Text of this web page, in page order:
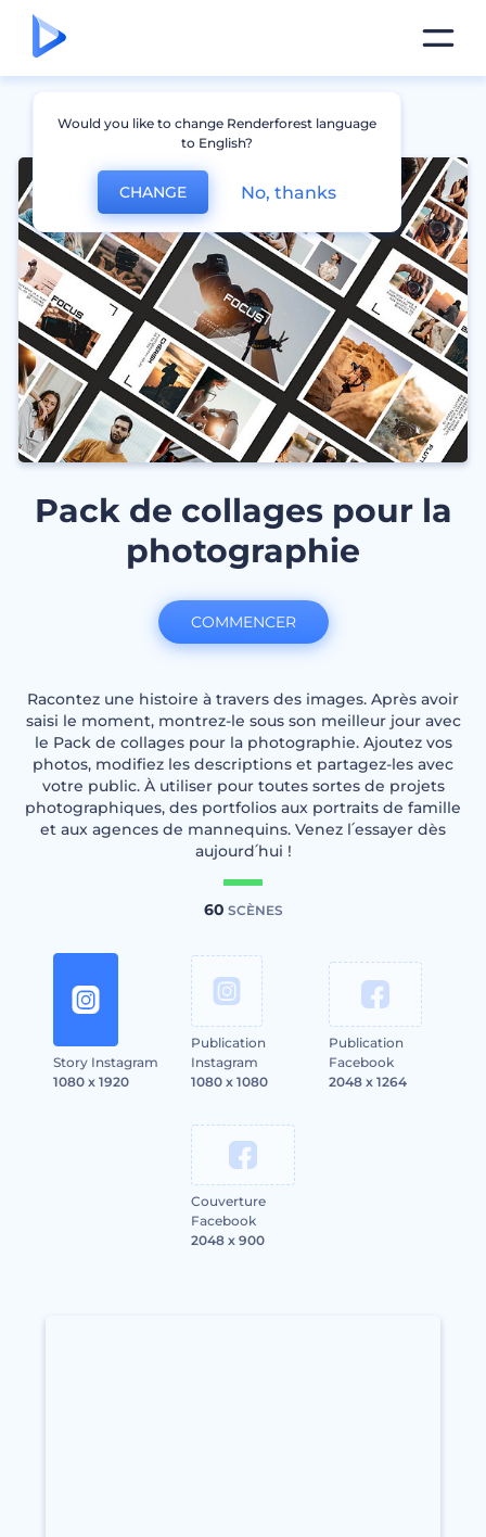
Pack de collages pour la
photographie
Racontez une histoire à travers des images. Après avoir
saisi le moment, montrez-le sous son meilleur jour avec
le Pack de collages pour la photographie. Ajoutez vos
photos, modifiez les descriptions et partagez-les avec
votre public. À utiliser pour toutes sortes de projets
photographiques, des portfolios aux portraits de famille
et aux agences de mannequins. Venez l՛essayer dès
aujourd՛hui !
60 SCÈNES
Story Instagram
1080 x 1920
Publication
Instagram
1080 x 1080
Publication
Facebook
2048 x 1264
Couverture
Facebook
2048 x 900
COMMENCER
Would you like to change Renderforest language
to English?
CHANGE No, thanks